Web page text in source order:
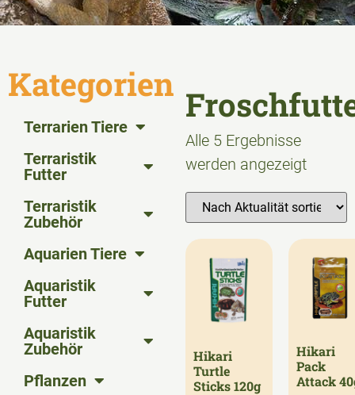
Kategorien
Terrarien Tiere
Terraristik
Futter
Terraristik
Zubehör
Aquarien Tiere
Aquaristik
Futter
Aquaristik
Zubehör
Pflanzen
Alle 5 Ergebnisse
werden angezeigt
Hikari
Turtle
Sticks 120g
Hikari
Pack
Attack